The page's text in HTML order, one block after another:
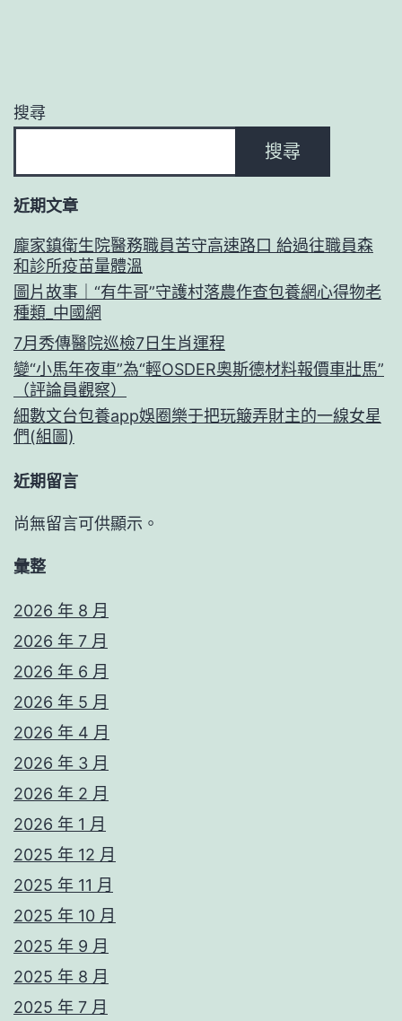
搜尋
搜尋
近期文章
龐家鎮衛生院醫務職員苦守高速路口 給過往職員森
和診所疫苗量體溫
圖片故事｜“有牛哥”守護村落農作查包養網心得物老
種類_中國網
7月秀傳醫院巡檢7日生肖運程
變“小馬年夜車”為“輕OSDER奧斯德材料報價車壯馬”
（評論員觀察）
細數文台包養app娛圈樂于把玩簸弄財主的一線女星
們(組圖)
近期留言
尚無留言可供顯示。
彙整
2026 年 8 月
2026 年 7 月
2026 年 6 月
2026 年 5 月
2026 年 4 月
2026 年 3 月
2026 年 2 月
2026 年 1 月
2025 年 12 月
2025 年 11 月
2025 年 10 月
2025 年 9 月
2025 年 8 月
2025 年 7 月